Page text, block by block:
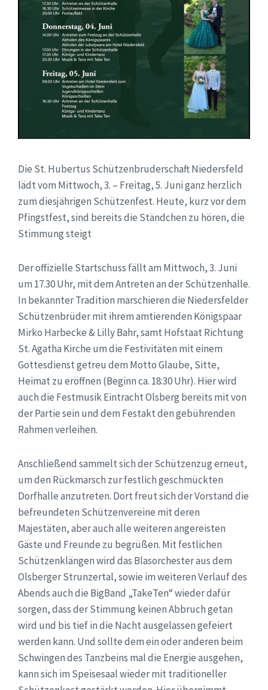
Die St. Hubertus Schützenbruderschaft Niedersfeld
lädt vom Mittwoch, 3. – Freitag, 5. Juni ganz herzlich
zum diesjährigen Schützenfest. Heute, kurz vor dem
Pfingstfest, sind bereits die Ständchen zu hören, die
Stimmung steigt
Der offizielle Startschuss fällt am Mittwoch, 3. Juni
um 17.30 Uhr, mit dem Antreten an der Schützenhalle.
In bekannter Tradition marschieren die Niedersfelder
Schützenbrüder mit ihrem amtierenden Königspaar
Mirko Harbecke & Lilly Bahr, samt Hofstaat Richtung
St. Agatha Kirche um die Festivitäten mit einem
Gottesdienst getreu dem Motto Glaube, Sitte,
Heimat zu eröffnen (Beginn ca. 18:30 Uhr). Hier wird
auch die Festmusik Eintracht Olsberg bereits mit von
der Partie sein und dem Festakt den gebührenden
Rahmen verleihen.
Anschließend sammelt sich der Schützenzug erneut,
um den Rückmarsch zur festlich geschmückten
Dorfhalle anzutreten. Dort freut sich der Vorstand die
befreundeten Schützenvereine mit deren
Majestäten, aber auch alle weiteren angereisten
Gäste und Freunde zu begrüßen. Mit festlichen
Schützenklängen wird das Blasorchester aus dem
Olsberger Strunzertal, sowie im weiteren Verlauf des
Abends auch die BigBand „TakeTen“ wieder dafür
sorgen, dass der Stimmung keinen Abbruch getan
wird und bis tief in die Nacht ausgelassen gefeiert
werden kann. Und sollte dem ein oder anderen beim
Schwingen des Tanzbeins mal die Energie ausgehen,
kann sich im Speisesaal wieder mit traditioneller